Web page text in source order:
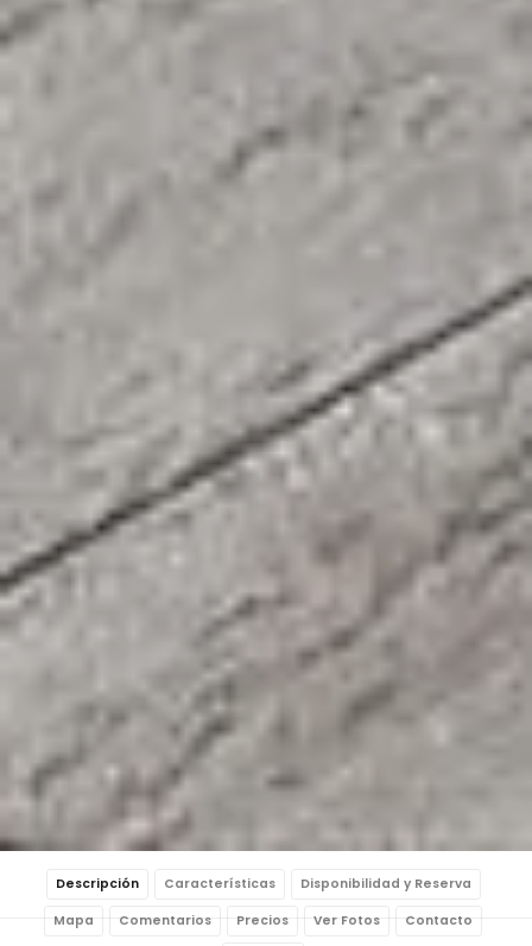
Descripción Características Disponibilidad y Reserva
Mapa Comentarios Precios Ver Fotos Contacto